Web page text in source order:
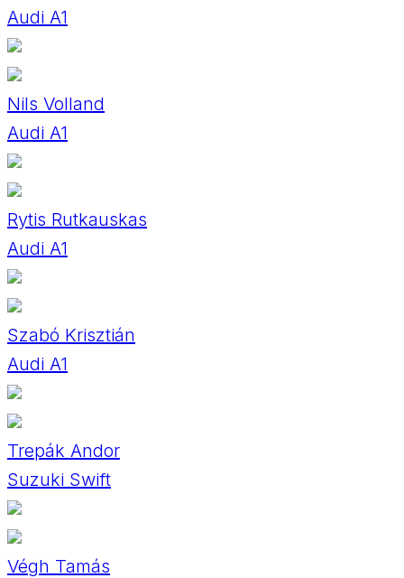
Audi A1
Nils Volland
Audi A1
Rytis Rutkauskas
Audi A1
Szabó Krisztián
Audi A1
Trepák Andor
Suzuki Swift
Végh Tamás